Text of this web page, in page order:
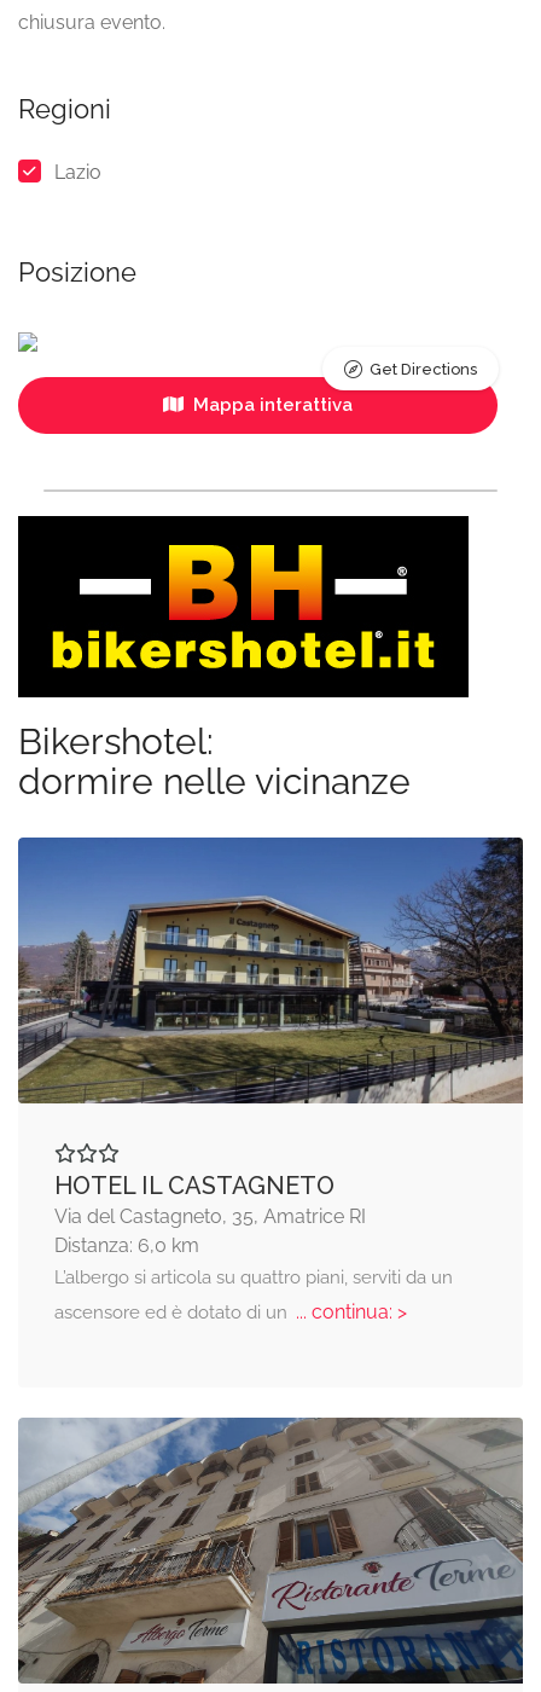
chiusura evento.
Regioni
Lazio
Posizione
Mappa interattiva
Get Directions
Bikershotel:
dormire nelle vicinanze
HOTEL IL CASTAGNETO
Via del Castagneto, 35, Amatrice RI
Distanza: 6,0 km
L’albergo si articola su quattro piani, serviti da un
ascensore ed è dotato di un ... continua: >